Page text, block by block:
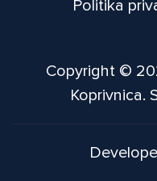
Politika
Copyright ©
Koprivnica.